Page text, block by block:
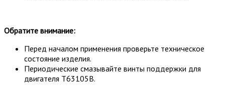
Обратите внимание:
Перед началом применения проверьте техническое
состояние изделия.
Периодические смазывайте винты поддержки для
двигателя T63105B.